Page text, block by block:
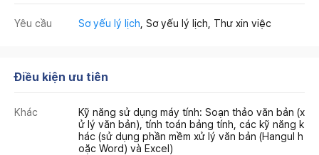
Yêu cầu Sơ yếu lý lịch , Sơ yếu lý lịch, Thư xin việc
Điều kiện ưu tiên
Khác
Kỹ năng sử dụng máy tính: Soạn thảo văn bản (x
ử lý văn bản), tính toán bảng tính, các kỹ năng k
hác (sử dụng phần mềm xử lý văn bản (Hangul h
oặc Word) và Excel)